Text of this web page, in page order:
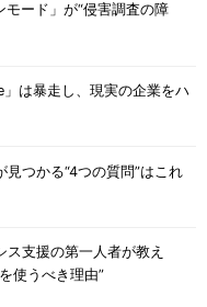
ード」が“侵害調査の障
は暴走し、現実の企業をハ
見つかる“4つの質問”はこれ
ス支援の第一人者が教え
使うべき理由”